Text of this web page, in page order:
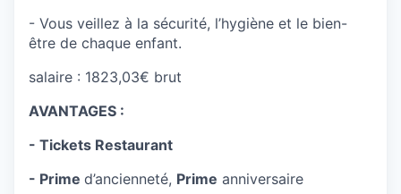
- Vous veillez à la sécurité, l’hygiène et le bien-
être de chaque enfant.
salaire : 1823,03€ brut
AVANTAGES :
- Tickets Restaurant
- Prime d’ancienneté, Prime anniversaire